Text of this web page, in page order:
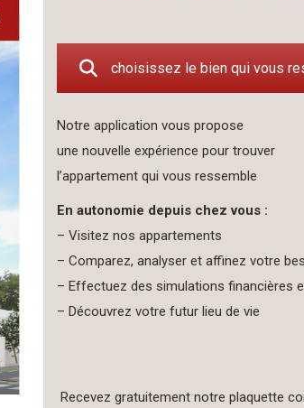
choisissez le bien qui vous
Notre application vous propose
une nouvelle expérience pour trouver
l’appartement qui vous ressemble
En autonomie depuis chez vous :
– Visitez nos appartements
– Comparez, analyser et affinez votre
– Effectuez des simulations financières
– Découvrez votre futur lieu de vie
Recevez gratuitement notre plaquette